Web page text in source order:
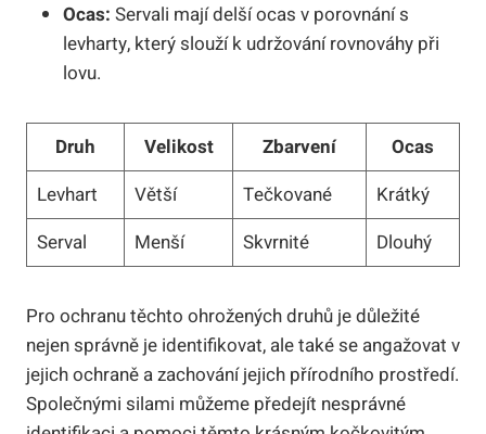
Ocas: Servali mají delší ocas v porovnání s
levharty, který slouží k udržování rovnováhy při
lovu.
Druh Velikost Zbarvení
Ocas
Levhart
Větší Tečkované
Krátký
Serval
Menší Skvrnité Dlouhý
Pro ochranu těchto ohrožených druhů je důležité
nejen správně je identifikovat, ale také se angažovat v
jejich ochraně a zachování jejich přírodního prostředí.
Společnými silami můžeme předejít nesprávné